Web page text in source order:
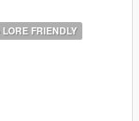
several
LORE FRIENDLY